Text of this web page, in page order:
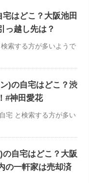
はどこ？大阪池田
っ越し先は？
索する方が多いようで
)の自宅はどこ？渋
#神田愛花
宅 と検索する方が多い
自宅はどこ？大阪
の一軒家は売却済